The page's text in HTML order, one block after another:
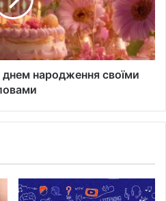
днем народження своїми